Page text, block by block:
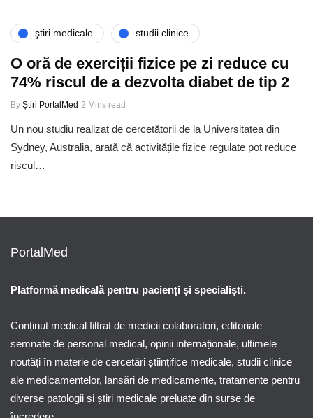
ştiri medicale studii clinice
O oră de exerciții fizice pe zi reduce cu
74% riscul de a dezvolta diabet de tip 2
By Știri PortalMed 2 Mins read
Un nou studiu realizat de cercetătorii de la Universitatea din
Sydney, Australia, arată că activitățile fizice regulate pot reduce
riscul…
PortalMed
Platformă medicală pentru pacienți și specialiști.
Conținut medical filtrat de medicii colaboratori, editoriale
semnate de personal medical, opinii internaționale, ultimele
noutăți în materie de cercetări științifice medicale, studii clinice
ale medicamentelor, lansări de medicamente, tratamente pentru
diverse patologii și știri medicale preluate din surse de